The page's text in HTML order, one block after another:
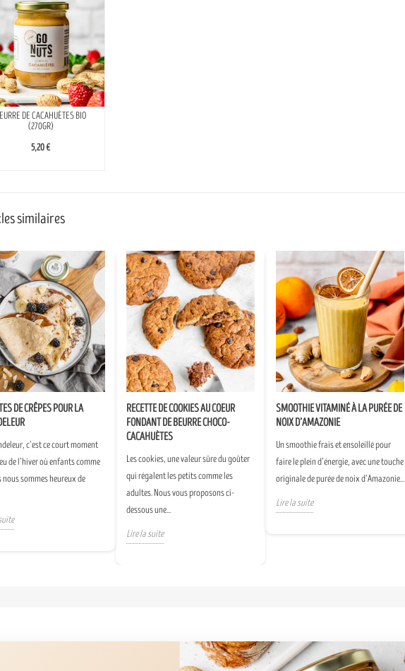
DE CACAHUÈTES BIO
(270GR)
5,20 €
similaires
DE CRÊPES POUR LA
c’est ce court moment
de l’hiver où enfants comme
sommes heureux de
RECETTE DE COOKIES AU COEUR
FONDANT DE BEURRE CHOCO-
CACAHUÈTES
Les cookies, une valeur sûre du goûter
qui régalent les petits comme les
adultes. Nous vous proposons ci-
dessous une...
Lire la suite
SMOOTHIE VITAMINÉ À LA PURÉE DE
NOIX D’AMAZONIE
Un smoothie frais et ensoleillé pour
faire le plein d’énergie, avec une touche
originale de purée de noix d’Amazonie...
Lire la suite